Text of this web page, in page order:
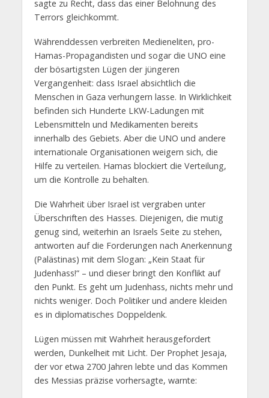
sagte zu Recht, dass das einer Belohnung des
Terrors gleichkommt.
Währenddessen verbreiten Medieneliten, pro-
Hamas-Propagandisten und sogar die UNO eine
der bösartigsten Lügen der jüngeren
Vergangenheit: dass Israel absichtlich die
Menschen in Gaza verhungern lasse. In Wirklichkeit
befinden sich Hunderte LKW-Ladungen mit
Lebensmitteln und Medikamenten bereits
innerhalb des Gebiets. Aber die UNO und andere
internationale Organisationen weigern sich, die
Hilfe zu verteilen. Hamas blockiert die Verteilung,
um die Kontrolle zu behalten.
Die Wahrheit über Israel ist vergraben unter
Überschriften des Hasses. Diejenigen, die mutig
genug sind, weiterhin an Israels Seite zu stehen,
antworten auf die Forderungen nach Anerkennung
(Palästinas) mit dem Slogan: „Kein Staat für
Judenhass!“ – und dieser bringt den Konflikt auf
den Punkt. Es geht um Judenhass, nichts mehr und
nichts weniger. Doch Politiker und andere kleiden
es in diplomatisches Doppeldenk.
Lügen müssen mit Wahrheit herausgefordert
werden, Dunkelheit mit Licht. Der Prophet Jesaja,
der vor etwa 2700 Jahren lebte und das Kommen
des Messias präzise vorhersagte, warnte: